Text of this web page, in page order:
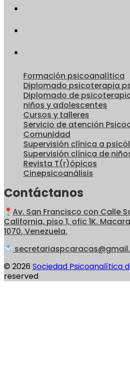
Formación psicoanalítica
Diplomado psicoterapia
Diplomado de
niños y adolescentes
Cursos y talleres
Servicio de atención
Comunidad
Supervisión clínica a
Supervisión clínica de
Revista T(r)ópicos
Cinepsicoanálisis
Contáctanos
Av. San Francisco con Calle
California, piso 1, ofic 1K.
1070. Venezuela.
© 2026 Sociedad Psicoanalítica
reserved